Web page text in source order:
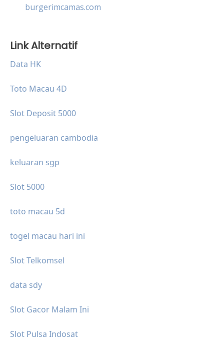
burgerimcamas.com
Link Alternatif
Data HK
Toto Macau 4D
Slot Deposit 5000
pengeluaran cambodia
keluaran sgp
Slot 5000
toto macau 5d
togel macau hari ini
Slot Telkomsel
data sdy
Slot Gacor Malam Ini
Slot Pulsa Indosat